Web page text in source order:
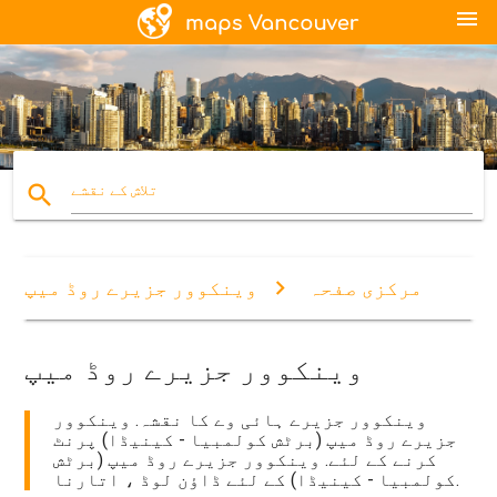
menu
search تلاش کے نقشے
مرکزی صفحہ وینکوور جزیرے روڈ میپ
وینکوور جزیرے روڈ میپ
وینکوور جزیرے ہائی وے کا نقشہ. وینکوور
جزیرے روڈ میپ (برٹش کولمبیا - کینیڈا) پرنٹ
کرنے کے لئے. وینکوور جزیرے روڈ میپ (برٹش
کولمبیا - کینیڈا) کے لئے ڈاؤن لوڈ ، اتارنا.